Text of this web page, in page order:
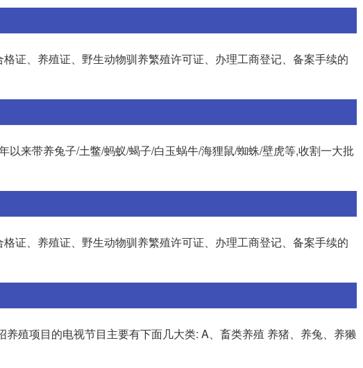
证、养殖证、野生动物驯养繁殖许可证、办理工商登记、备案手续的
来带养兔子/土鳖/蚂蚁/蝎子/白玉蜗牛/海狸鼠/蜘蛛/壁虎等,收割一大批
证、养殖证、野生动物驯养繁殖许可证、办理工商登记、备案手续的
殖项目的电视节目主要有下面几大类: A、畜类养殖 养猪、养兔、养獭